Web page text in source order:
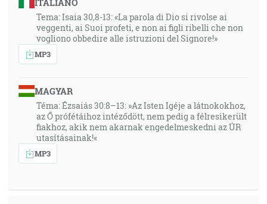
ITALIANO
Tema: Isaia 30,8-13: «La parola di Dio si rivolse ai
veggenti, ai Suoi profeti, e non ai figli ribelli che non
vogliono obbedire alle istruzioni del Signore!»
MP3
MAGYAR
Téma: Ézsaiás 30:8–13: »Az Isten Igéje a látnokokhoz,
az Ő prófétáihoz intéződött, nem pedig a félresikerült
fiakhoz, akik nem akarnak engedelmeskedni az ÚR
utasításainak!«
MP3